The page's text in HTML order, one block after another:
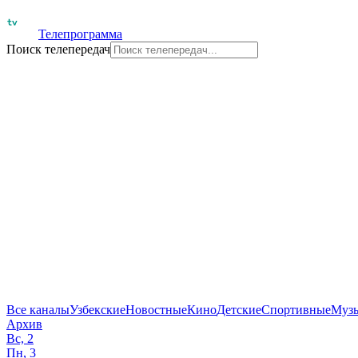
Телепрограмма
Поиск телепередач
Все каналыУзбекскиеНовостныеКиноДетскиеСпортивные
Архив
Вс, 2
Пн, 3